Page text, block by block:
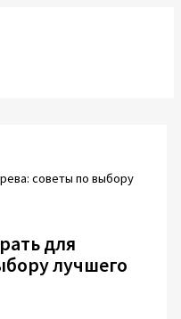
советы по выбору
для
лучшего